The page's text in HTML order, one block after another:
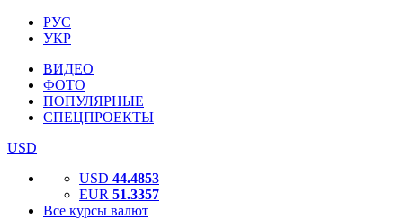
РУС
УКР
ВИДЕО
ФОТО
ПОПУЛЯРНЫЕ
СПЕЦПРОЕКТЫ
USD
USD 44.4853
EUR 51.3357
Все курсы валют